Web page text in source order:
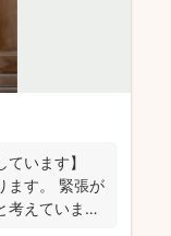
ています】
ます。 緊張が
考えていま